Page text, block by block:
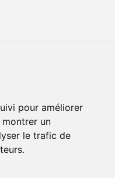
pour améliorer
un
le trafic de